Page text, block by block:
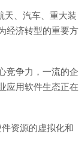
天、汽车、重大装
经济转型的重要方
竞争力，一流的企
应用软件生态正在
资源的虚拟化和